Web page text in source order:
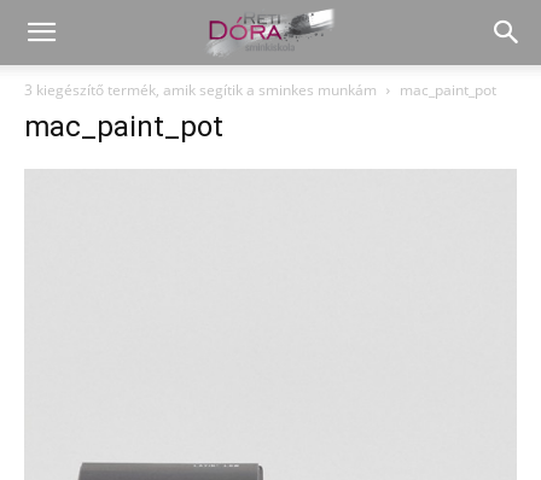
3 kiegészítő termék, amik segítik a sminkes munkám mac_paint_pot
mac_paint_pot